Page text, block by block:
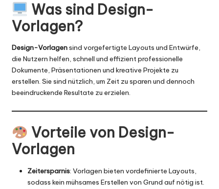
Was sind Design-
Vorlagen?
Design-Vorlagensind vorgefertigte Layouts und Entwürfe,
die Nutzern helfen, schnell und effizient professionelle
Dokumente, Präsentationen und kreative Projekte zu
erstellen. Sie sind nützlich, um Zeit zu sparen und dennoch
beeindruckende Resultate zu erzielen.
Vorteile von Design-
Vorlagen
Zeitersparnis: Vorlagen bieten vordefinierte Layouts,
sodass kein mühsames Erstellen von Grund auf nötig ist.